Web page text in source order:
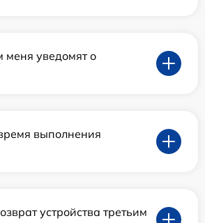
меня уведомят о
выполнения
устройства третьим